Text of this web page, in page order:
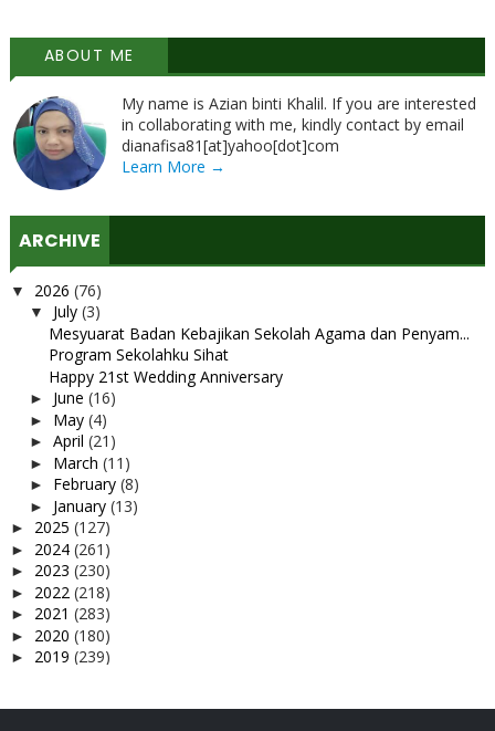
ABOUT ME
My name is Azian binti Khalil. If you are interested
in collaborating with me, kindly contact by email
dianafisa81[at]yahoo[dot]com
Learn More →
ARCHIVE
▼ 2026 (76)
▼ July (3)
Mesyuarat Badan Kebajikan Sekolah Agama dan Penyam...
Program Sekolahku Sihat
Happy 21st Wedding Anniversary
► June (16)
► May (4)
► April (21)
► March (11)
► February (8)
► January (13)
► 2025 (127)
► 2024 (261)
► 2023 (230)
► 2022 (218)
► 2021 (283)
► 2020 (180)
► 2019 (239)